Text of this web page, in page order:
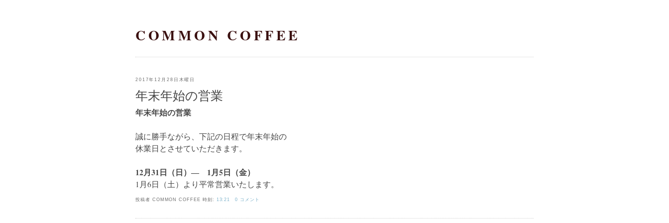
COMMON COFFEE
2017年12月28日木曜日
年末年始の営業
年末年始の営業
誠に勝手ながら、下記の日程で年末年始の
休業日とさせていただきます。
12月31日（日）― 1月5日（金）
1月6日（土）より平常営業いたします。
投稿者 COMMON COFFEE 時刻: 13:21 0 コメント